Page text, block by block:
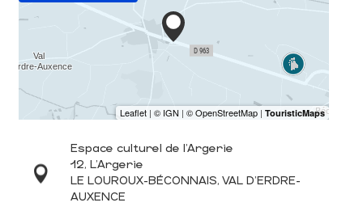
Espace culturel de l'Argerie
12, L'Argerie
LE LOUROUX-BÉCONNAIS, VAL D'ERDRE-
AUXENCE